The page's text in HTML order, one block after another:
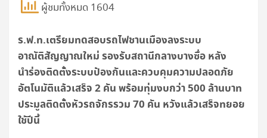
ผู้ชมทั้งหมด 1604
ร.ฟ.ท.เตรียมทดสอบรถไฟชานเมืองลงระบบ
อาณัติสัญญาณใหม่ รองรับสถานีกลางบางซื่อ หลัง
นำร่องติดตั้งระบบป้องกันและควบคุมความปลอดภัย
อัตโนมัติแล้วเสร็จ2 คัน พร้อมทุ่มงบกว่า 500 ล้านบาท
ประมูลติดตั้งหัวรถจักรรวม 70 คัน หวังแล้วเสร็จทยอย
ใช้ปีนี้